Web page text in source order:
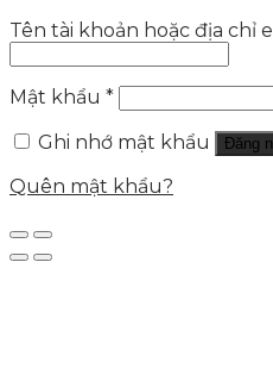
Tên tài khoản hoặc địa chỉ
Mật khẩu *
Ghi nhớ mật khẩu
Đăng
Quên mật khẩu?